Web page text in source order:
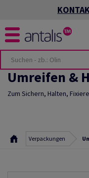
Umreifen &
Zum Sichern, Halten,
Verpackungen